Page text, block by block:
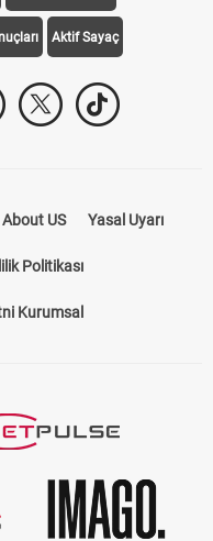
Aktif Sayaç
About US Yasal Uyarı
Politikası
Kurumsal